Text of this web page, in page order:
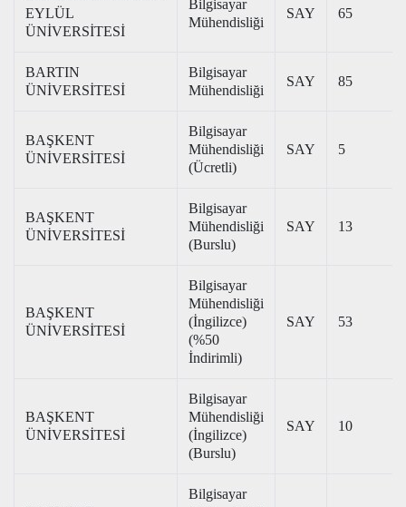
EYLÜL
ÜNİVERSİTESİ
Bilgisayar
Mühendisliği
SAY 65
BARTIN
ÜNİVERSİTESİ
Bilgisayar
Mühendisliği
SAY 85
BAŞKENT
ÜNİVERSİTESİ
Bilgisayar
Mühendisliği
(Ücretli)
SAY 5
BAŞKENT
ÜNİVERSİTESİ
Bilgisayar
Mühendisliği
(Burslu)
SAY 13
BAŞKENT
ÜNİVERSİTESİ
Bilgisayar
Mühendisliği
(İngilizce)
(%50
İndirimli)
SAY 53
BAŞKENT
ÜNİVERSİTESİ
Bilgisayar
Mühendisliği
(İngilizce)
(Burslu)
SAY 10
Bilgisayar